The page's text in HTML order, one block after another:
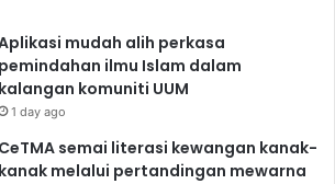
mudah alih perkasa
pemindahan ilmu Islam dalam
kalangan komuniti UUM
1 day ago
CeTMA semai literasi kewangan kanak-
kanak melalui pertandingan mewarna